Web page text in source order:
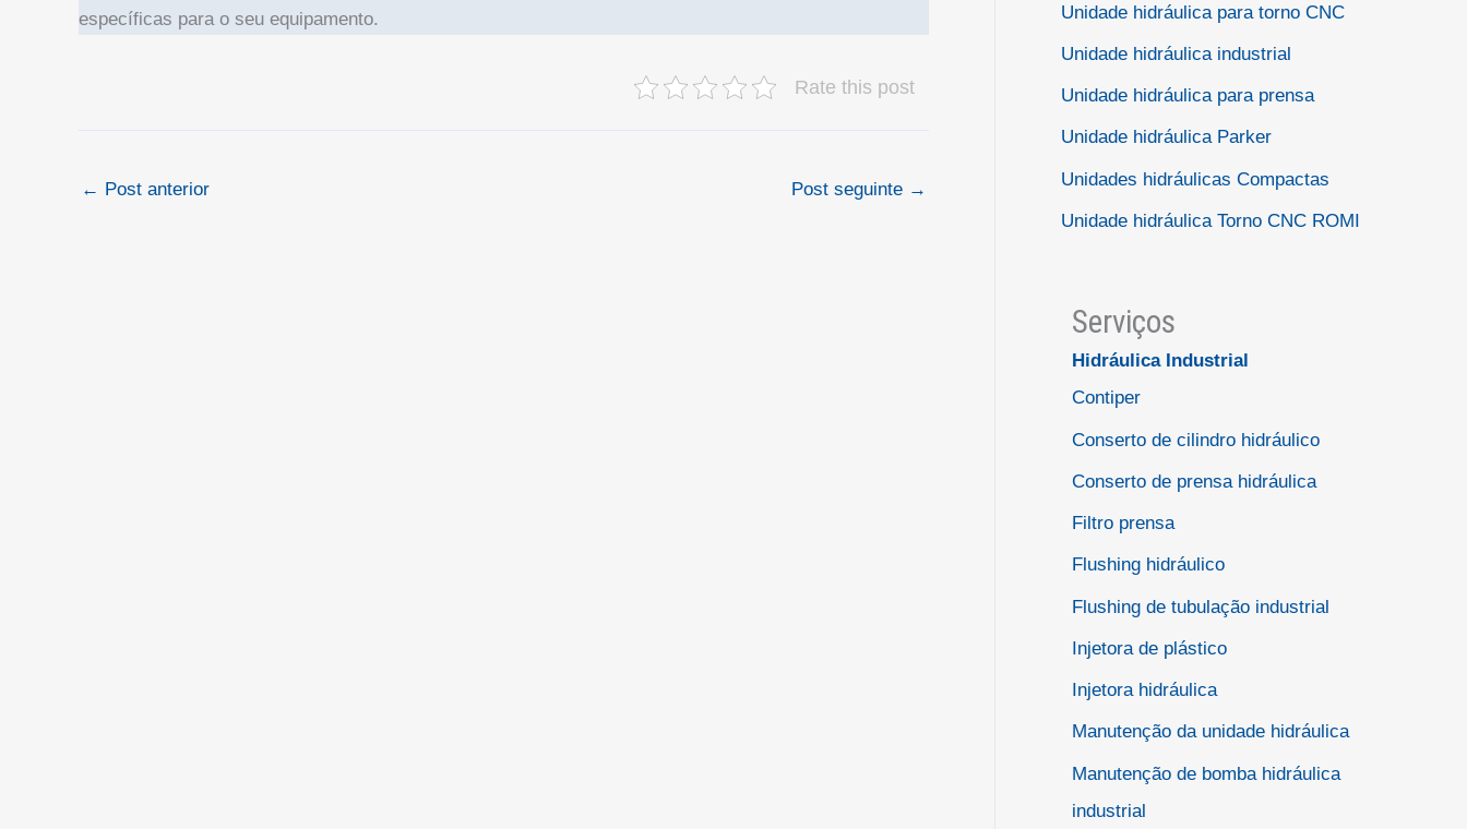
específicas para o seu equipamento.
Rate this post
← Post anterior Post seguinte →
Unidade hidráulica para torno CNC
Unidade hidráulica industrial
Unidade hidráulica para prensa
Unidade hidráulica Parker
Unidades hidráulicas Compactas
Unidade hidráulica Torno CNC ROMI
Serviços
Hidráulica Industrial
Contiper
Conserto de cilindro hidráulico
Conserto de prensa hidráulica
Filtro prensa
Flushing hidráulico
Flushing de tubulação industrial
Injetora de plástico
Injetora hidráulica
Manutenção da unidade hidráulica
Manutenção de bomba hidráulica
industrial